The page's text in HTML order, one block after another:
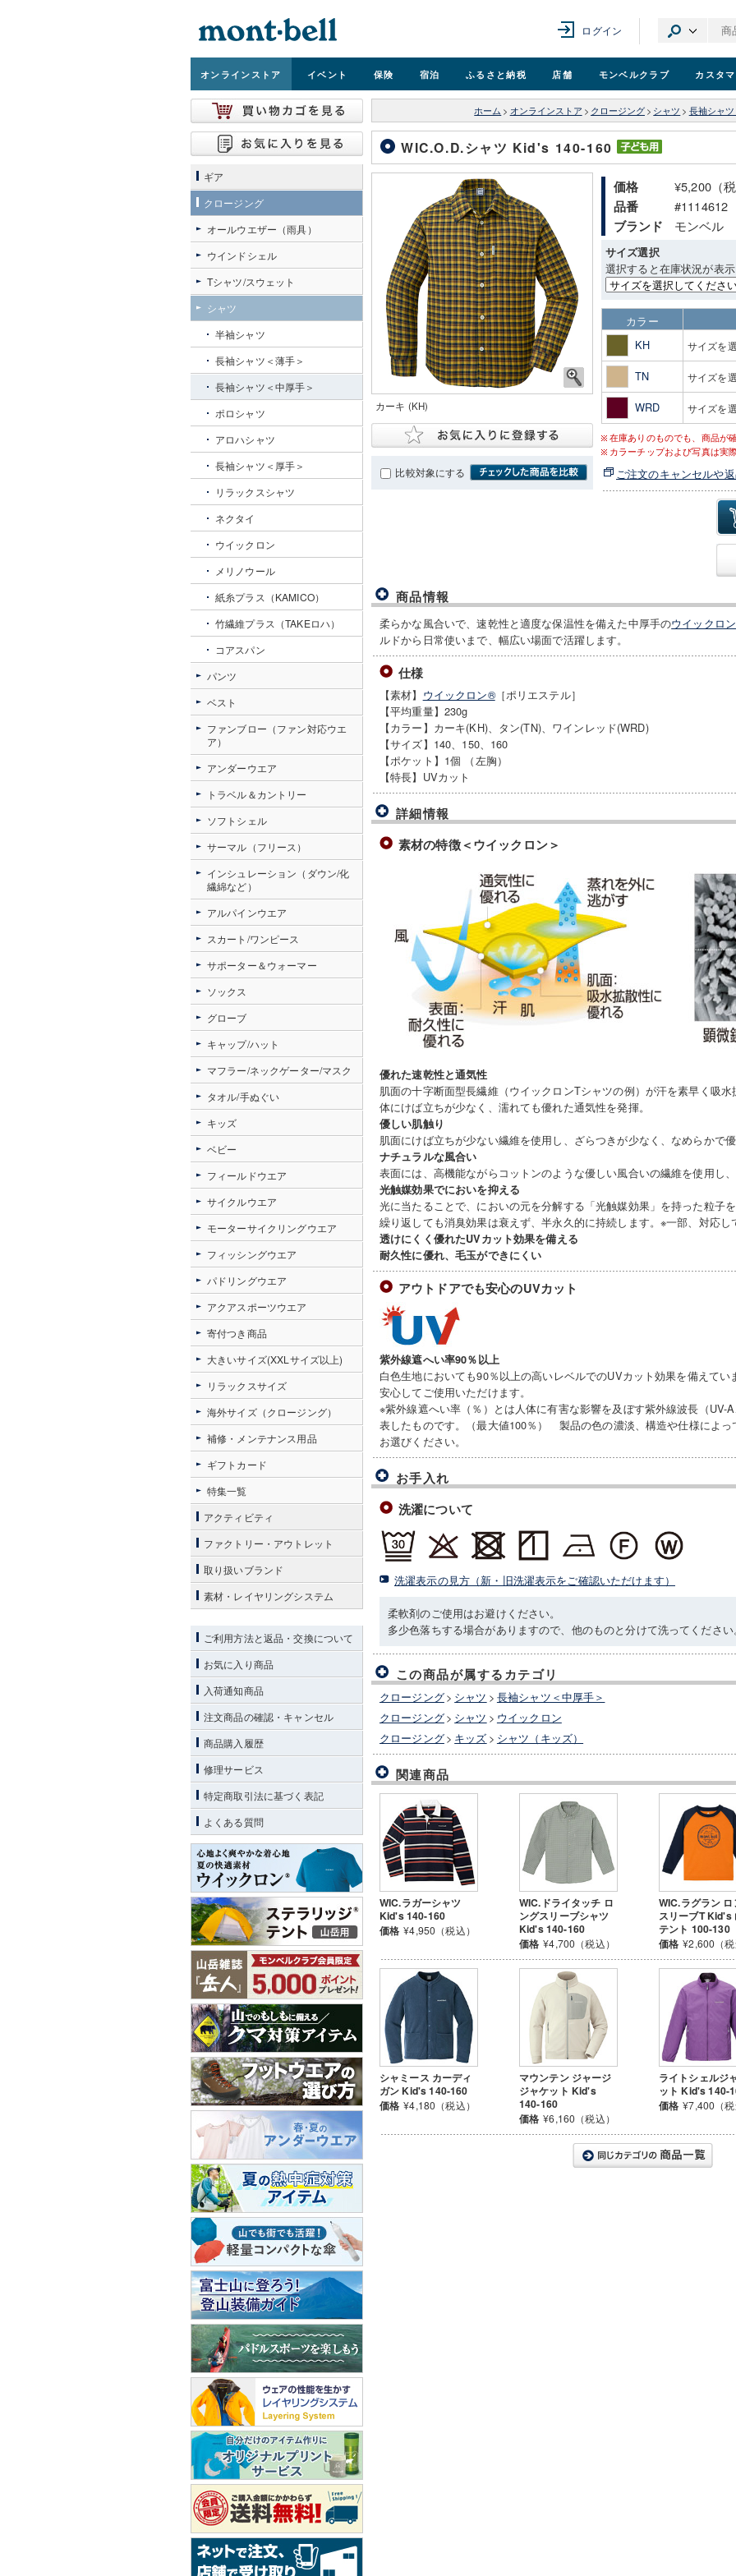
ログイン
オンラインストア イベント 保険 宿泊 ふるさと納税 店舗 モンベルクラブ カスタ
ホーム > オンラインストア > クロージング > シャツ > 長袖シャ
WIC.O.D.シャツ Kid's 140-160
カーキ (KH)
比較対象にする
価格 ¥5,200（
品番 #1114612
ブランド モンベル
サイズ選択
選択すると在庫状況が表
カラー
KH
サイズを
TN サイズを
WRD サイズを
在庫ありのものでも、商品が
カラーチップおよび写真は実
ご注文のキャンセルや
商品情報
柔らかな風合いで、速乾性と適度な保温性を備えた中厚手のウイックロ
ルドから日常使いまで、幅広い場面で活躍します。
仕様
【素材】 ウイックロン®［ポリエステル］
【平均重量】230g
【カラー】カーキ(KH)、タン(TN)、ワインレッド(WRD)
【サイズ】140、150、160
【ポケット】1個 （左胸）
【特長】UVカット
詳細情報
素材の特徴＜ウイックロン＞
優れた速乾性と通気性
肌面の十字断面型長繊維（ウイックロンTシャツの例）が汗を素早く吸
体にけば立ちが少なく、濡れても優れた通気性を発揮。
優しい肌触り
肌面にけば立ちが少ない繊維を使用し、ざらつきが少なく、なめらかで
ナチュラルな風合い
表面には、高機能ながらコットンのような優しい風合いの繊維を使用し
光触媒効果でにおいを抑える
光に当たることで、においの元を分解する「光触媒効果」を持った粒子
繰り返しても消臭効果は衰えず、半永久的に持続します。※一部、対応
透けにくく優れたUVカット効果を備える
耐久性に優れ、毛玉ができにくい
アウトドアでも安心のUVカット
紫外線遮へい率90％以上
白色生地においても90％以上の高いレベルでのUVカット効果を備えて
安心してご使用いただけます。
※紫外線遮へい率（％）とは人体に有害な影響を及ぼす紫外線波長（UV-
表したものです。（最大値100％） 製品の色の濃淡、構造や仕様によ
お選びください。
お手入れ
洗濯について
洗濯表示の見方（新・旧洗濯表示をご確認いただけます）
柔軟剤のご使用はお避けください。
多少色落ちする場合がありますので、他のものと分けて洗ってくださ
この商品が属するカテゴリ
クロージング> シャツ > 長袖シャツ＜中厚手＞
クロージング> シャツ > ウイックロン
クロージング> キッズ > シャツ（キッズ）
関連商品
WIC.ラガーシャツ
Kid's 140-160
価格 ¥4,950（税込）
WIC.ドライタッチ ロ
ングスリーブシャツ
Kid's 140-160
価格 ¥4,700（税込）
WIC.ラグラン ロ
スリーブT Kid's
テント 100-130
価格 ¥2,600（
シャミース カーディ
ガン Kid's 140-160
価格 ¥4,180（税込）
マウンテン ジャージ
ジャケット Kid's
140-160
価格 ¥6,160（税込）
ライトシェルジ
ット Kid's 140-
価格 ¥7,400（
ギア
クロージング
オールウエザー（雨具）
ウインドシェル
Tシャツ/スウェット
シャツ
半袖シャツ
長袖シャツ＜薄手＞
長袖シャツ＜中厚手＞
ポロシャツ
アロハシャツ
長袖シャツ＜厚手＞
リラックスシャツ
ネクタイ
ウイックロン
メリノウール
紙糸プラス（KAMICO）
竹繊維プラス（TAKEロハ）
コアスパン
パンツ
ベスト
ファンブロー（ファン対応ウエ
ア）
アンダーウエア
トラベル＆カントリー
ソフトシェル
サーマル（フリース）
インシュレーション（ダウン/化
繊綿など）
アルパインウエア
スカート/ワンピース
サポーター＆ウォーマー
ソックス
グローブ
キャップ/ハット
マフラー/ネックゲーター/マスク
タオル/手ぬぐい
キッズ
ベビー
フィールドウエア
サイクルウエア
モーターサイクリングウエア
フィッシングウエア
パドリングウエア
アクアスポーツウエア
寄付つき商品
大きいサイズ(XXLサイズ以上)
リラックスサイズ
海外サイズ（クロージング）
補修・メンテナンス用品
ギフトカード
特集一覧
アクティビティ
ファクトリー・アウトレット
取り扱いブランド
素材・レイヤリングシステム
ご利用方法と返品・交換について
お気に入り商品
入荷通知商品
注文商品の確認・キャンセル
商品購入履歴
修理サービス
特定商取引法に基づく表記
よくある質問